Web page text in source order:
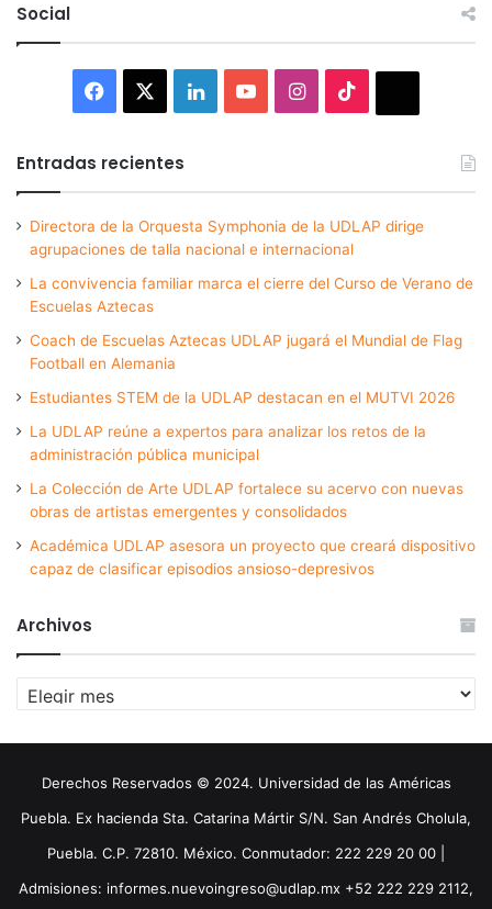
Social
Facebook LinkedInYouTubeInstagram
Entradas recientes
Directora de la Orquesta Symphonia de la UDLAP dirige
agrupaciones de talla nacional e internacional
La convivencia familiar marca el cierre del Curso de Verano de
Escuelas Aztecas
Coach de Escuelas Aztecas UDLAP jugará el Mundial de Flag
Football en Alemania
Estudiantes STEM de la UDLAP destacan en el MUTVI 2026
La UDLAP reúne a expertos para analizar los retos de la
administración pública municipal
La Colección de Arte UDLAP fortalece su acervo con nuevas
obras de artistas emergentes y consolidados
Académica UDLAP asesora un proyecto que creará dispositivo
capaz de clasificar episodios ansioso-depresivos
Archivos
Archivos
Derechos Reservados © 2024. Universidad de las Américas
Puebla. Ex hacienda Sta. Catarina Mártir S/N. San Andrés Cholula,
Puebla. C.P. 72810. México. Conmutador: 222 229 20 00 |
Admisiones: informes.nuevoingreso@udlap.mx +52 222 229 2112,